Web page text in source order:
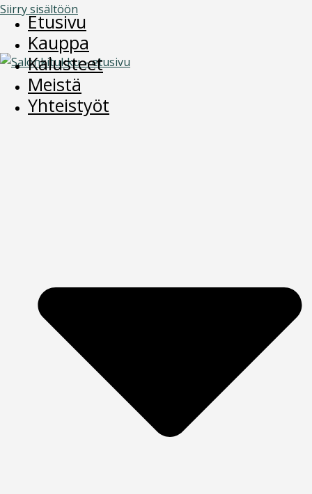
Siirry sisältöön
Etusivu
Kauppa
Kalusteet
Meistä
Yhteistyöt